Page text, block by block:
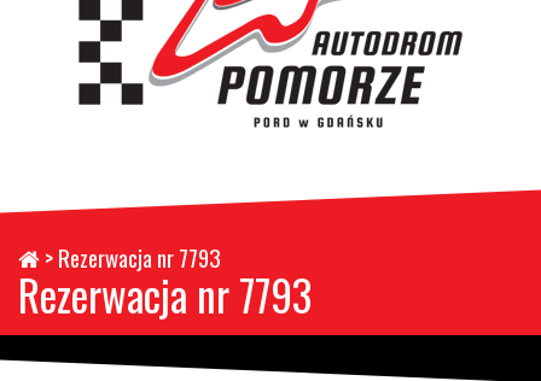
>Rezerwacja nr 7793
Rezerwacja nr 7793